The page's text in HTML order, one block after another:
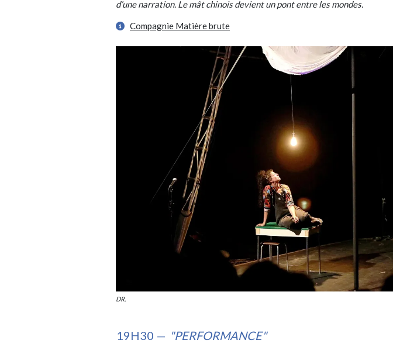
d’une narration. Le mât chinois devient un pont entre les mondes.
Compagnie Matière brute
DR.
19H30 — "PERFORMANCE"